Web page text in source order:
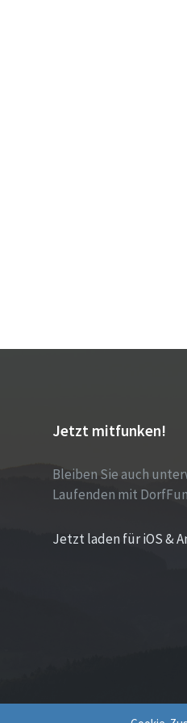
Jetzt mitfunken!
Bleiben Sie auch
Laufenden mit
Jetzt laden für iOS &